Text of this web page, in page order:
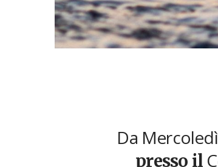
Da
presso il